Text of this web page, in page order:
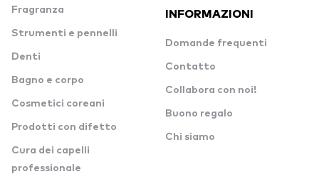
Fragranza
Strumenti e pennelli
Denti
Bagno e corpo
Cosmetici coreani
Prodotti con difetto
Cura dei capelli
professionale
INFORMAZIONI
Domande frequenti
Contatto
Collabora con noi!
Buono regalo
Chi siamo